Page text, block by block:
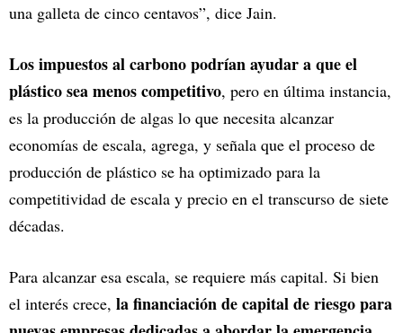
una galleta de cinco centavos”, dice Jain.
Los impuestos al carbono podrían ayudar a que el
plástico sea menos competitivo, pero en última instancia,
es la producción de algas lo que necesita alcanzar
economías de escala, agrega, y señala que el proceso de
producción de plástico se ha optimizado para la
competitividad de escala y precio en el transcurso de siete
décadas.
Para alcanzar esa escala, se requiere más capital. Si bien
el interés crece, la financiación de capital de riesgo para